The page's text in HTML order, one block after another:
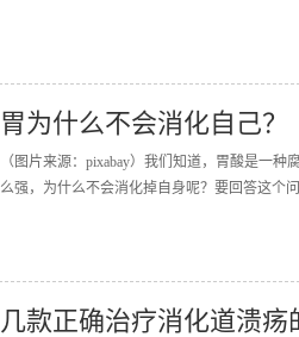
胃为什么不会消化自己？
（图片来源：pixabay）我们知道，胃酸是一
么强，为什么不会消化掉自身呢？要回答这个
几款正确治疗消化道溃疡